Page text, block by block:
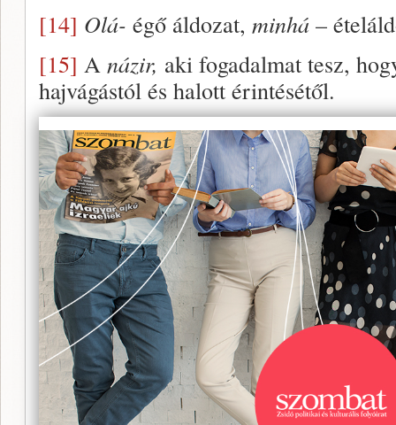
[14] Olá- égő áldozat, minhá –
[15] A názir, aki fogadalmat tesz,
hajvágástól és halott érintésétől.